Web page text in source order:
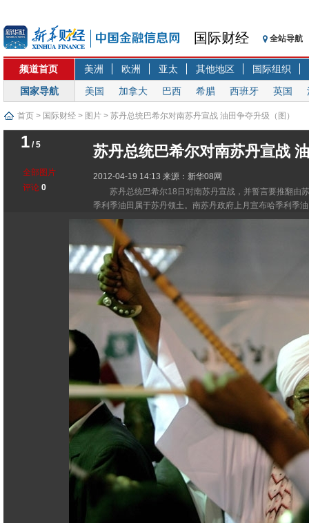
国际财经 全站导航
频道首页 美洲 欧洲 亚太 其他地区
国际组织
国家导航
美国 加拿大 巴西 希腊 西班牙 英国
首页 > 国际财经 > 图片 > 苏丹总统巴希尔对南苏丹宣战 油田争夺升级（图）
1 / 5 苏丹总统巴希尔对南苏丹宣战
2012-04-19 14:13 来源：新华08网
苏丹总统巴希尔18日对南苏丹宣战，并誓言要推翻由
季利季油田属于苏丹领土。南苏丹政府上月宣布哈季利季
全部图片
评论 0